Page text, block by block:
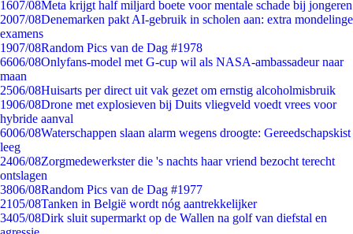
1607/08Meta krijgt half miljard boete voor mentale schade bij jongeren
2007/08Denemarken pakt AI-gebruik in scholen aan: extra mondelinge
examens
1907/08Random Pics van de Dag #1978
6606/08Onlyfans-model met G-cup wil als NASA-ambassadeur naar
maan
2506/08Huisarts per direct uit vak gezet om ernstig alcoholmisbruik
1906/08Drone met explosieven bij Duits vliegveld voedt vrees voor
hybride aanval
6006/08Waterschappen slaan alarm wegens droogte: Gereedschapskist
leeg
2406/08Zorgmedewerkster die 's nachts haar vriend bezocht terecht
ontslagen
3806/08Random Pics van de Dag #1977
2105/08Tanken in België wordt nóg aantrekkelijker
3405/08Dirk sluit supermarkt op de Wallen na golf van diefstal en